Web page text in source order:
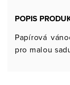
POPIS
Papírová
pro malou